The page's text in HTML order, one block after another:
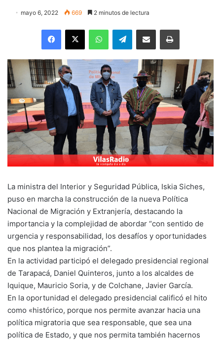
mayo 6, 2022 669 2 minutos de lectura
Facebook
X WhatsAppTelegramEnviar vía email Imprimir
La ministra del Interior y Seguridad Pública, Iskia Siches,
puso en marcha la construcción de la nueva Política
Nacional de Migración y Extranjería, destacando la
importancia y la complejidad de abordar “con sentido de
urgencia y responsabilidad, los desafíos y oportunidades
que nos plantea la migración”.
En la actividad participó el delegado presidencial regional
de Tarapacá, Daniel Quinteros, junto a los alcaldes de
Iquique, Mauricio Soria, y de Colchane, Javier García.
En la oportunidad el delegado presidencial calificó el hito
como «histórico, porque nos permite avanzar hacia una
política migratoria que sea responsable, que sea una
política de Estado, y que nos permita también hacernos